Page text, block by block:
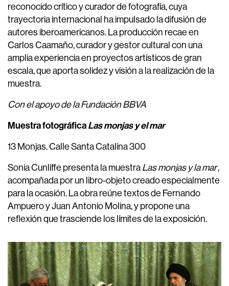
reconocido crítico y curador de fotografía, cuya
trayectoria internacional ha impulsado la difusión de
autores iberoamericanos. La producción recae en
Carlos Caamaño, curador y gestor cultural con una
amplia experiencia en proyectos artísticos de gran
escala, que aporta solidez y visión a la realización de la
muestra.
Con el apoyo de la Fundación BBVA
Muestra fotográficaLas monjas y el mar
13 Monjas. Calle Santa Catalina 300
Sonia Cunliffe presenta la muestra Las monjas y la mar,
acompañada por un libro-objeto creado especialmente
para la ocasión. La obra reúne textos de Fernando
Ampuero y Juan Antonio Molina, y propone una
reflexión que trasciende los límites de la exposición.